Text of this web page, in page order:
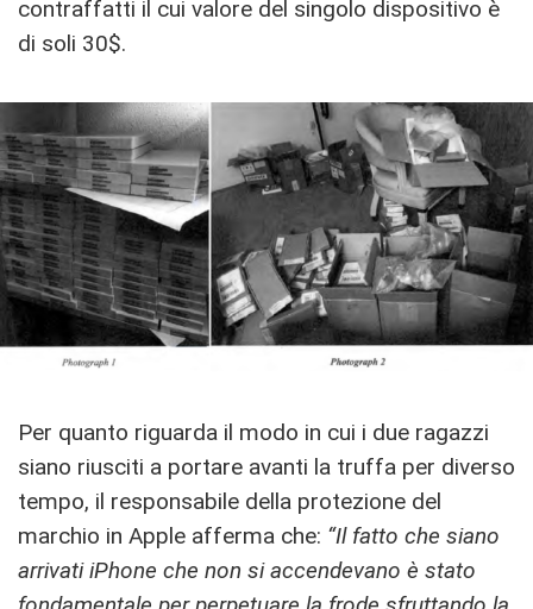
contraffatti il cui valore del singolo dispositivo è
di soli 30$.
Per quanto riguarda il modo in cui i due ragazzi
siano riusciti a portare avanti la truffa per diverso
tempo, il responsabile della protezione del
marchio in Apple afferma che: “Il fatto che siano
arrivati iPhone che non si accendevano è stato